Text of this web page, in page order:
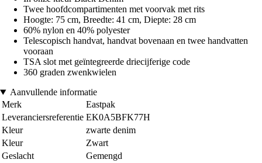
Twee hoofdcompartimenten met voorvak met rits
Hoogte: 75 cm, Breedte: 41 cm, Diepte: 28 cm
60% nylon en 40% polyester
Telescopisch handvat, handvat bovenaan en twee handvatten
vooraan
TSA slot met geïntegreerde driecijferige code
360 graden zwenkwielen
Aanvullende informatie
Merk
Eastpak
Leveranciersreferentie EK0A5BFK77H
Kleur
zwarte denim
Kleur
Zwart
Geslacht
Gemengd